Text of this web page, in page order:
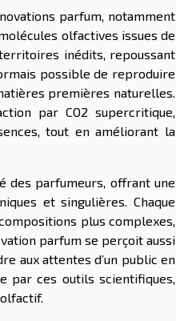
parfum, notamment
olfactives issues de
inédits, repoussant
possible de reproduire
premières naturelles.
par CO2 supercritique,
tout en améliorant la
des parfumeurs, offrant une
et singulières. Chaque
plus complexes,
parfum se perçoit aussi
aux attentes d’un public en
par ces outils scientifiques,